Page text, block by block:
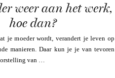
weer aan het werk,
hoe dan?
je moeder wordt, verandert je leven op
manieren. Daar kun je je van tevoren
van …